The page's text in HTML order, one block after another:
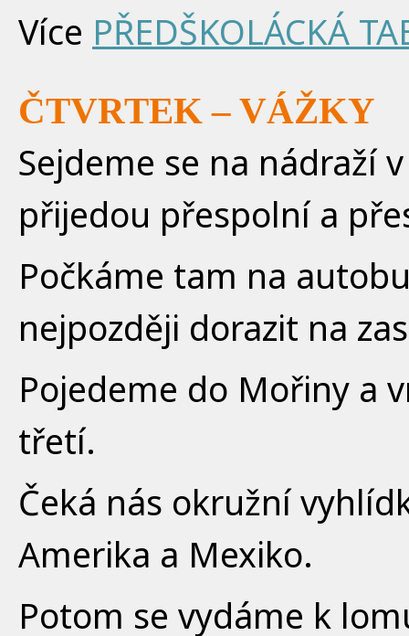
Více PŘEDŠKOLÁCKÁ
ČTVRTEK – VÁŽKY
Sejdeme se na nádraží
přijedou přespolní a
Počkáme tam na
nejpozději dorazit na
Pojedeme do Mořiny a
třetí.
Čeká nás okružní
Amerika a Mexiko.
Potom se vydáme k